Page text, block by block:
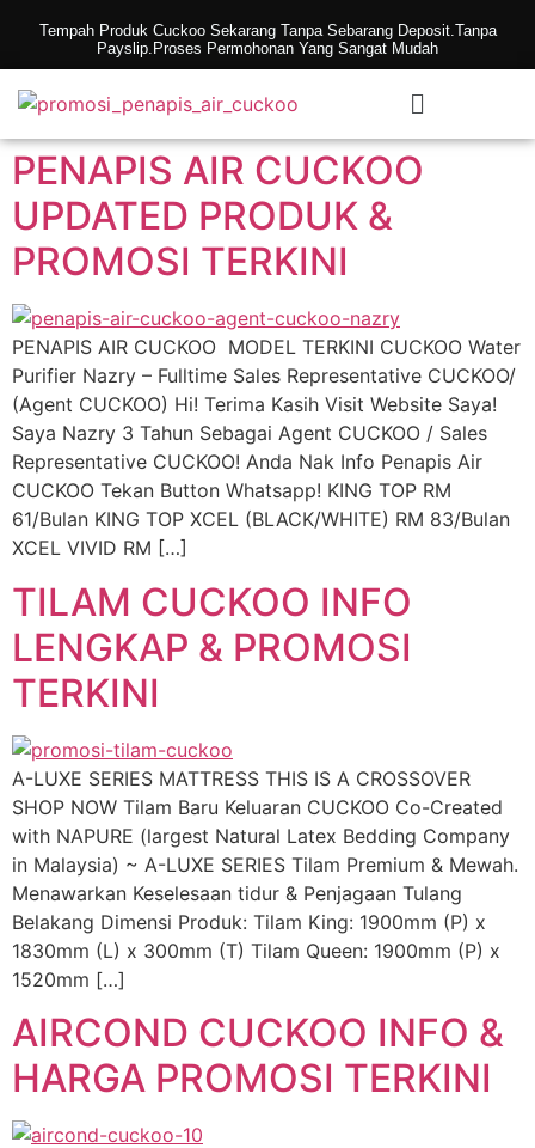
Tempah Produk Cuckoo Sekarang Tanpa Sebarang Deposit.Tanpa
Payslip.Proses Permohonan Yang Sangat Mudah
PENAPIS AIR CUCKOO
UPDATED PRODUK &
PROMOSI TERKINI
PENAPIS AIR CUCKOO MODEL TERKINI CUCKOO Water
Purifier Nazry – Fulltime Sales Representative CUCKOO/
(Agent CUCKOO) Hi! Terima Kasih Visit Website Saya!
Saya Nazry 3 Tahun Sebagai Agent CUCKOO / Sales
Representative CUCKOO! Anda Nak Info Penapis Air
CUCKOO Tekan Button Whatsapp! KING TOP RM
61/Bulan KING TOP XCEL (BLACK/WHITE) RM 83/Bulan
XCEL VIVID RM […]
TILAM CUCKOO INFO
LENGKAP & PROMOSI
TERKINI
A-LUXE SERIES MATTRESS THIS IS A CROSSOVER
SHOP NOW Tilam Baru Keluaran CUCKOO Co-Created
with NAPURE (largest Natural Latex Bedding Company
in Malaysia) ~ A-LUXE SERIES Tilam Premium & Mewah.
Menawarkan Keselesaan tidur & Penjagaan Tulang
Belakang Dimensi Produk: Tilam King: 1900mm (P) x
1830mm (L) x 300mm (T) Tilam Queen: 1900mm (P) x
1520mm […]
AIRCOND CUCKOO INFO &
HARGA PROMOSI TERKINI